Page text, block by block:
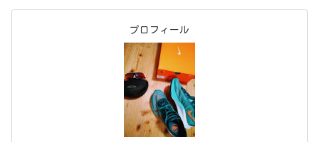
プロフィール